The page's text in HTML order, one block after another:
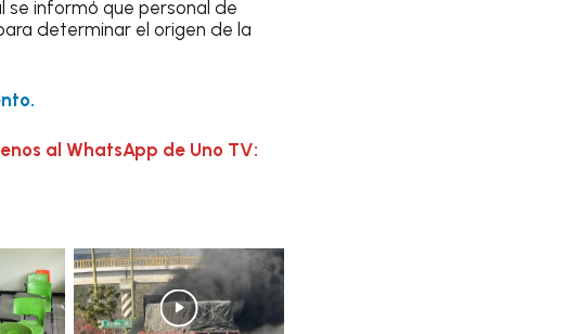
se informó que personal de
determinar el origen de la
al WhatsApp de Uno TV: